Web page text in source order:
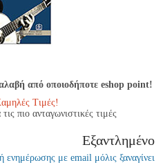
από οποιοδήποτε eshop point!
Τιμές!
πιο ανταγωνιστικές τιμές
Εξαντλημένο
ενημέρωσης με email μόλις ξαναγίνει